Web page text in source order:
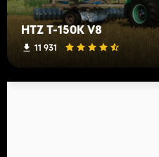
HTZ T-150K V8
11 931